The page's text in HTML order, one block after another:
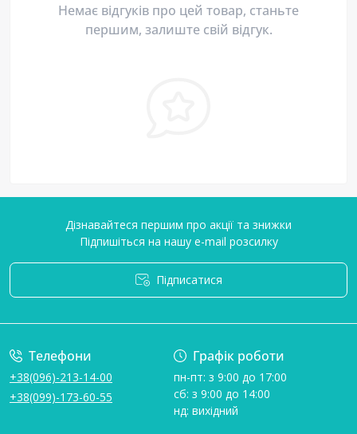
Немає відгуків про цей товар, станьте
першим, залиште свій відгук.
Дізнавайтеся першим про акції та знижки
Підпишіться на нашу e-mail розсилку
Підписатися
Телефони
+38(096)-213-14-00
+38(099)-173-60-55
Графік роботи
пн-пт: з 9:00 до 17:00
сб: з 9:00 до 14:00
нд: вихідний